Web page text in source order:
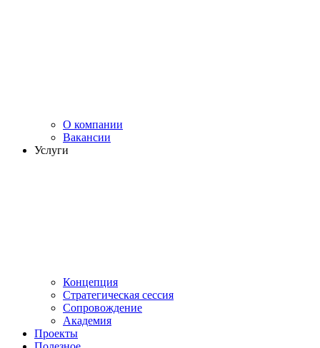
О компании
Вакансии
Услуги
Концепция
Стратегическая сессия
Сопровождение
Академия
Проекты